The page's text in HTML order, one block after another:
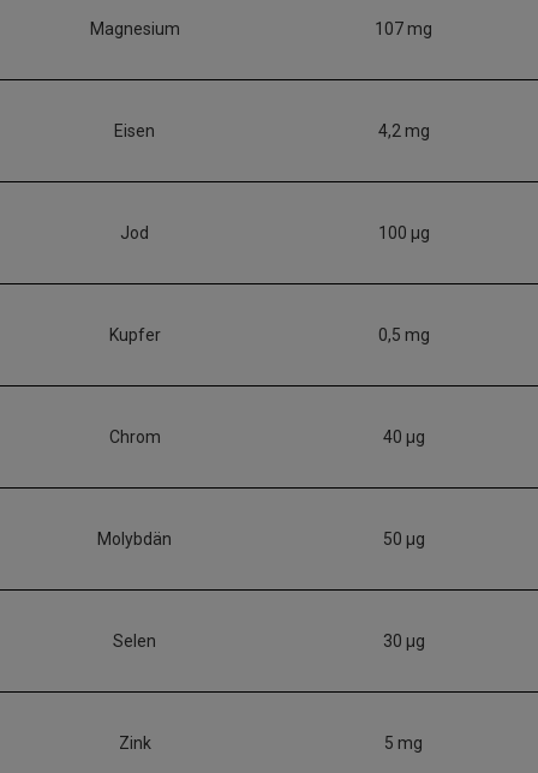
Magnesium 107 mg
Eisen 4,2 mg
Jod 100 µg
Kupfer 0,5 mg
Chrom 40 µg
Molybdän 50 µg
Selen 30 µg
Zink 5 mg